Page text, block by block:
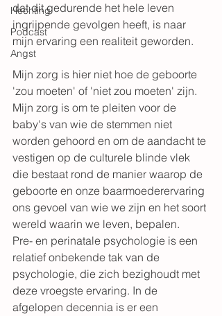
Hechting
Podcast
Angst
dat dit gedurende het hele leven
ingrijpende gevolgen heeft, is naar
mijn ervaring een realiteit geworden.
Mijn zorg is hier niet hoe de geboorte
'zou moeten' of 'niet zou moeten' zijn.
Mijn zorg is om te pleiten voor de
baby's van wie de stemmen niet
worden gehoord en om de aandacht te
vestigen op de culturele blinde vlek
die bestaat rond de manier waarop de
geboorte en onze baarmoederervaring
ons gevoel van wie we zijn en het soort
wereld waarin we leven, bepalen.
Pre- en perinatale psychologie is een
relatief onbekende tak van de
psychologie, die zich bezighoudt met
deze vroegste ervaring. In de
afgelopen decennia is er een